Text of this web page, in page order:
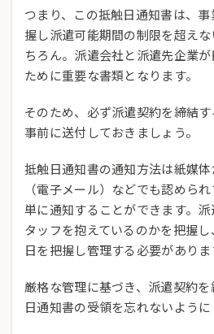
つまり、この抵触日通知書は、
握し派遣可能期間の制限を超え
ちろん。派遣会社と派遣先企業
ために重要な書類となります。
そのため、必ず派遣契約を締結
事前に送付しておきましょう。
抵触日通知書の通知方法は紙媒
（電子メール）などでも認めら
単に通知することができます。
タッフを抱えているのかを把握
日を把握し管理する必要がありま
厳格な管理に基づき、派遣契約
日通知書の受領を忘れないように